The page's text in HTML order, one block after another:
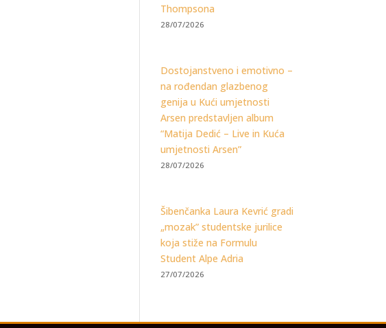
Thompsona
28/07/2026
Dostojanstveno i emotivno –
na rođendan glazbenog
genija u Kući umjetnosti
Arsen predstavljen album
“Matija Dedić – Live in Kuća
umjetnosti Arsen”
28/07/2026
Šibenčanka Laura Kevrić gradi
„mozak” studentske jurilice
koja stiže na Formulu
Student Alpe Adria
27/07/2026